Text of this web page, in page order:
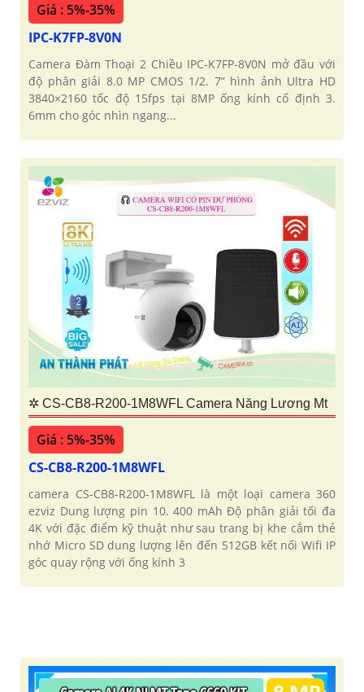
Giá : 5%-35%
IPC-K7FP-8V0N
Camera Đàm Thoại 2 Chiều IPC-K7FP-8V0N mở đầu với
độ phân giải 8.0 MP CMOS 1/2. 7” hình ảnh Ultra HD
3840×2160 tốc độ 15fps tại 8MP ống kính cố định 3.
6mm cho góc nhìn ngang...
✲ CS-CB8-R200-1M8WFL Camera Năng Lương Mt
Giá : 5%-35%
CS-CB8-R200-1M8WFL
camera CS-CB8-R200-1M8WFL là một loại camera 360
ezviz Dung lượng pin 10. 400 mAh Độ phân giải tối đa
4K với đặc điểm kỹ thuật như sau trang bị khe cắm thẻ
nhớ Micro SD dung lượng lên đến 512GB kết nối Wifi IP
góc quay rộng với ống kính 3